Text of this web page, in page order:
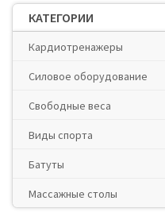
КАТЕГОРИИ
Кардиотренажеры
Силовое оборудование
Свободные веса
Виды спорта
Батуты
Массажные столы